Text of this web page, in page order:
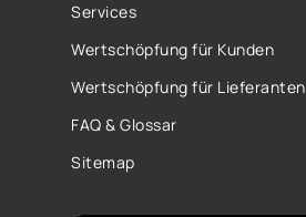
Services
Wertschöpfung für Kunden
Wertschöpfung für Lieferanten
FAQ & Glossar
Sitemap